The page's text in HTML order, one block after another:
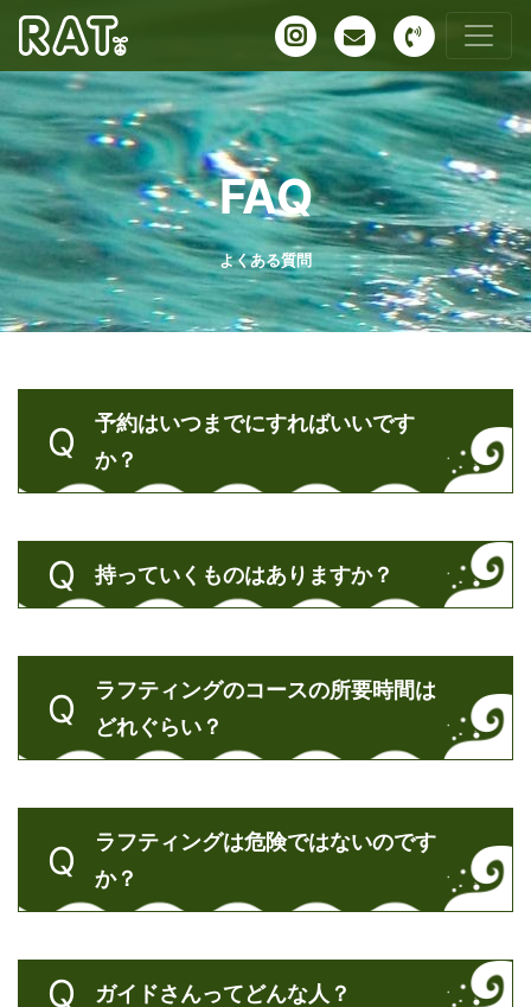
FAQ
よくある質問
予約はいつまでにすればいいです
か？
持っていくものはありますか？
ラフティングのコースの所要時間は
どれぐらい？
ラフティングは危険ではないのです
か？
ガイドさんってどんな人？